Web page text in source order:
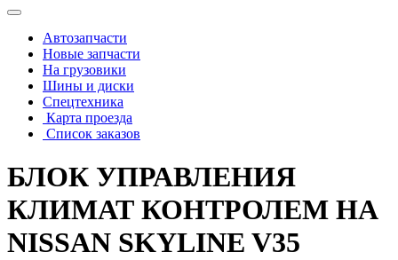
Автозапчасти
Новые запчасти
На грузовики
Шины и диски
Спецтехника
Карта проезда
Список заказов
БЛОК УПРАВЛЕНИЯ
КЛИМАТ КОНТРОЛЕМ НА
NISSAN SKYLINE V35